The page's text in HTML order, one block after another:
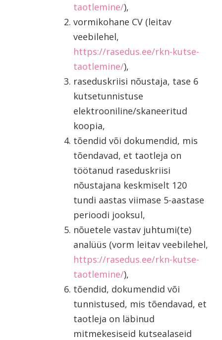
taotlemine/),
vormikohane CV (leitav
veebilehel,
https://rasedus.ee/rkn-kutse-
taotlemine/),
raseduskriisi nõustaja, tase 6
kutsetunnistuse
elektrooniline/skaneeritud
koopia,
tõendid või dokumendid, mis
tõendavad, et taotleja on
töötanud raseduskriisi
nõustajana keskmiselt 120
tundi aastas viimase 5-aastase
perioodi jooksul,
nõuetele vastav juhtumi(te)
analüüs (vorm leitav veebilehel,
https://rasedus.ee/rkn-kutse-
taotlemine/),
tõendid, dokumendid või
tunnistused, mis tõendavad, et
taotleja on läbinud
mitmekesiseid kutsealaseid